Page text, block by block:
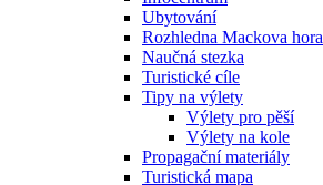
Ubytování
Rozhledna Mackova hora
Naučná stezka
Turistické cíle
Tipy na výlety
Výlety pro pěší
Výlety na kole
Propagační materiály
Turistická mapa